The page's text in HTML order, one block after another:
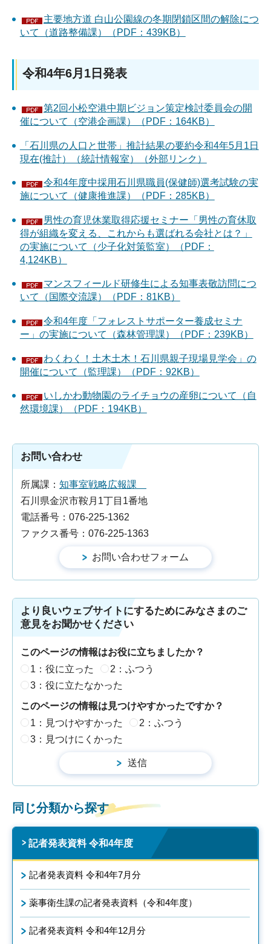
主要地方道 白山公園線の冬期閉鎖区間の解除につ
いて（道路整備課）（PDF：439KB）
令和4年6月1日発表
第2回小松空港中期ビジョン策定検討委員会の開
催について（空港企画課）（PDF：164KB）
「石川県の人口と世帯」推計結果の要約令和4年5月1日
現在(推計）（統計情報室）（外部リンク）
令和4年度中採用石川県職員(保健師)選考試験の実
施について（健康推進課）（PDF：285KB）
男性の育児休業取得応援セミナー「男性の育休取
得が組織を変える、これからも選ばれる会社とは？」
の実施について（少子化対策監室）（PDF：
4,124KB）
マンスフィールド研修生による知事表敬訪問につ
いて（国際交流課）（PDF：81KB）
令和4年度「フォレストサポーター養成セミナ
ー」の実施について（森林管理課）（PDF：239KB）
わくわく！土木土木！石川県親子現場見学会」の
開催について（監理課）（PDF：92KB）
いしかわ動物園のライチョウの産卵について（自
然環境課）（PDF：194KB）
お問い合わせ
所属課： 知事室戦略広報課
石川県金沢市鞍月1丁目1番地
電話番号：076-225-1362
ファクス番号：076-225-1363
より良いウェブサイトにするためにみなさまのご
意見をお聞かせください
このページの情報はお役に立ちましたか？
1：役に立った
2：ふつう
3：役に立たなかった
このページの情報は見つけやすかったですか？
1：見つけやすかった
2：ふつう
3：見つけにくかった
同じ分類から探す
記者発表資料 令和4年度
記者発表資料 令和4年7月分
薬事衛生課の記者発表資料（令和4年度）
記者発表資料 令和4年12月分